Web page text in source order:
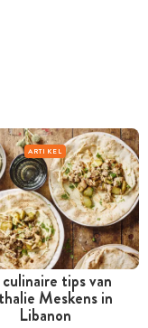
ARTIKEL
tips van
Meskens in
Libanon